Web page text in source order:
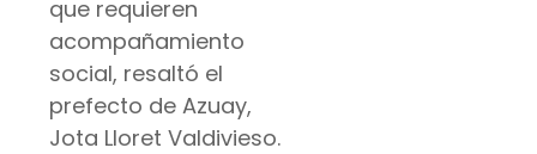
que requieren
acompañamiento
social, resaltó el
prefecto de Azuay,
Jota Lloret Valdivieso.